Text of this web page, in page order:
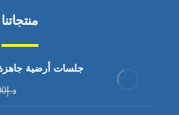
منتجاتنا
جلسات أرضية جاهزة في
د.إ